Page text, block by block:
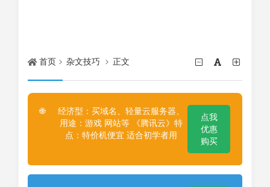
首页 杂文技巧 正文
🌐
经济型：买域名、轻量云服务器、
用途：游戏 网站等 《腾讯云》特
点：特价机便宜 适合初学者用
点我
优惠
购买